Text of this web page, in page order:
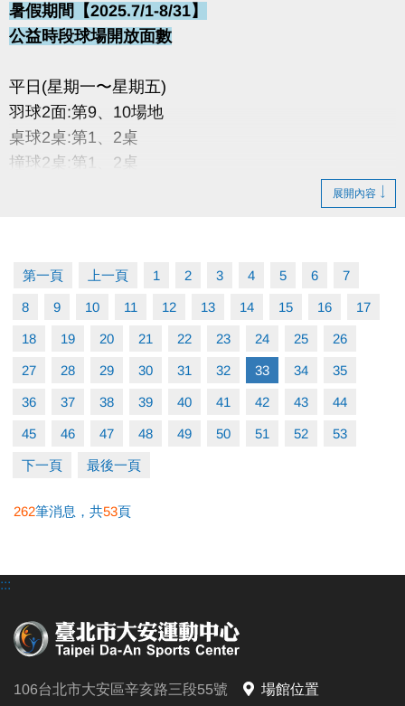
暑假期間【2025.7/1-8/31】
公益時段球場開放面數
平日(星期一〜星期五)
羽球2面:第9、10場地
桌球2桌:第1、2桌
撞球2桌:第1、2桌
桌球2桌:第1、2桌
展開內容
第一頁 上一頁 1 2 3 4 5 6 7
8 9 10 11 12 13 14 15 16 17
18 19 20 21 22 23 24 25 26
27 28 29 30 31 32 33 34 35
36 37 38 39 40 41 42 43 44
45 46 47 48 49 50 51 52 53
下一頁 最後一頁
262筆消息，共53頁
:::
106台北市大安區辛亥路三段55號
場館位置